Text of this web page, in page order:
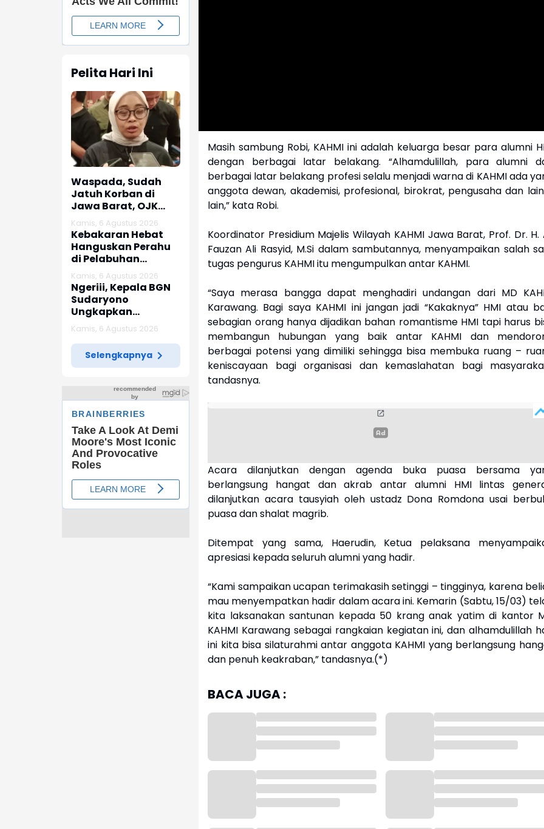
Pelita Hari Ini
Waspada, Sudah
Jatuh Korban di
Jawa Barat, OJK
dan Polisi Ungkap
Dugaan Penipuan
Modus Titip Limit
Paylater
Kamis, 6 Agustus 2026
Kebakaran Hebat
Hanguskan Perahu
di Pelabuhan
Karangsong
Indramayu
Kamis, 6 Agustus 2026
Ngeriii, Kepala BGN
Sudaryono
Ungkapkan
Diketemukan Ada 6
Juta Data Ganda
Siswa Penerima MBG
Kamis, 6 Agustus 2026
Selengkapnya
Masih sambung Robi, KAHMI ini adalah keluarga besar para alumni
dengan berbagai latar belakang. “Alhamdulillah, para alumni
berbagai latar belakang profesi selalu menjadi warna di KAHMI ada
anggota dewan, akademisi, profesional, birokrat, pengusaha dan
lain,” kata Robi.
Koordinator Presidium Majelis Wilayah KAHMI Jawa Barat, Prof. Dr. H.
Fauzan Ali Rasyid, M.Si dalam sambutannya, menyampaikan salah
tugas pengurus KAHMI itu mengumpulkan antar KAHMI.
“Saya merasa bangga dapat menghadiri undangan dari MD
Karawang. Bagi saya KAHMI ini jangan jadi “Kakaknya” HMI atau
sebagian orang hanya dijadikan bahan romantisme HMI tapi harus
membangun hubungan yang baik antar KAHMI dan
berbagai potensi yang dimiliki sehingga bisa membuka ruang –
keniscayaan bagi organisasi dan kemaslahatan bagi
tandasnya.
Acara dilanjutkan dengan agenda buka puasa bersama
berlangsung hangat dan akrab antar alumni HMI lintas
dilanjutkan acara tausyiah oleh ustadz Dona Romdona usai
puasa dan shalat magrib.
Ditempat yang sama, Haerudin, Ketua pelaksana
apresiasi kepada seluruh alumni yang hadir.
“Kami sampaikan ucapan terimakasih setinggi – tingginya, karena
mau menyempatkan hadir dalam acara ini. Kemarin (Sabtu, 15/03)
kita laksanakan santunan kepada 50 krang anak yatim di kantor
KAHMI Karawang sebagai rangkaian kegiatan ini, dan alhamdulillah
ini kita bisa silaturahmi antar anggota KAHMI yang berlangsung
dan penuh keakraban,” tandasnya.(*)
BACA JUGA :